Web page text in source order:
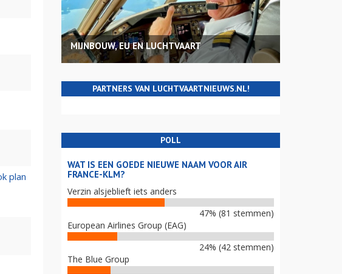
plan
MIJNBOUW, EU EN LUCHTVAART
PARTNERS VAN LUCHTVAARTNIEUWS.NL!
POLL
WAT IS EEN GOEDE NIEUWE NAAM VOOR AIR
FRANCE-KLM?
Verzin alsjeblieft iets anders
47% (81 stemmen)
European Airlines Group (EAG)
24% (42 stemmen)
The Blue Group